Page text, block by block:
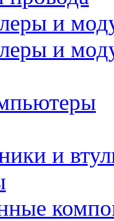
и
и
и